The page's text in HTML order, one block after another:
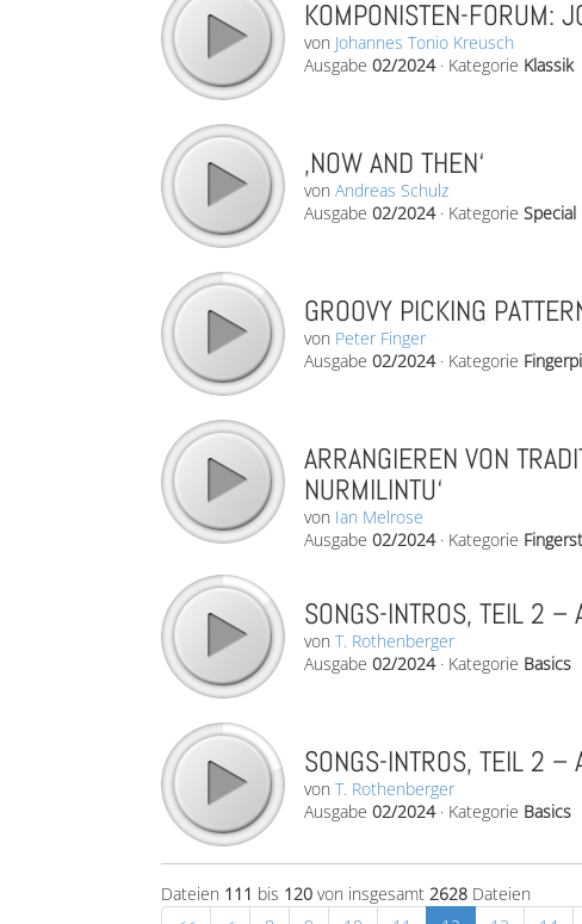
KOMPONISTEN-FORUM:
von Johannes Tonio Kreusch
Ausgabe 02/2024· Kategorie Klassik
‚NOW AND THEN‘
von Andreas Schulz
Ausgabe 02/2024· Kategorie Special
GROOVY PICKING
von Peter Finger
Ausgabe 02/2024· Kategorie
ARRANGIEREN VON
NURMILINTU‘
von Ian Melrose
Ausgabe 02/2024· Kategorie
SONGS-INTROS, TEIL 2 –
von T. Rothenberger
Ausgabe 02/2024· Kategorie Basics
SONGS-INTROS, TEIL 2 –
von T. Rothenberger
Ausgabe 02/2024· Kategorie Basics
Dateien 111 bis 120 von insgesamt 2628 Dateien